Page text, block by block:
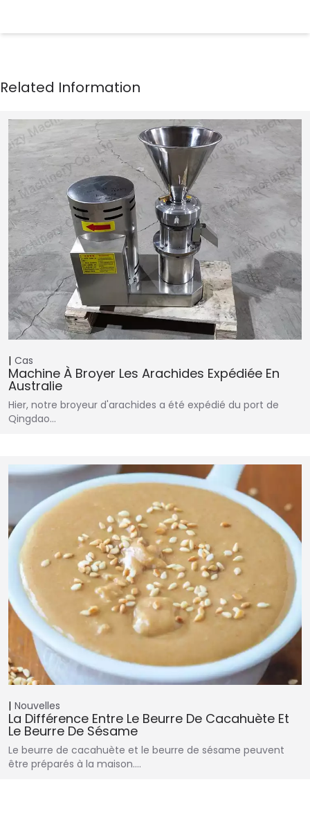
Cas
Machine À Broyer Les Arachides Expédiée En
Australie
Hier, notre broyeur d'arachides a été expédié du port de
Qingdao…
Nouvelles
La Différence Entre Le Beurre De Cacahuète Et
Le Beurre De Sésame
Le beurre de cacahuète et le beurre de sésame peuvent
être préparés à la maison.…